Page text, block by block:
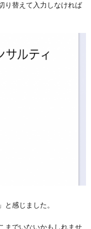
り替えて入力しなければ
感じました。
までいないかもしれませ